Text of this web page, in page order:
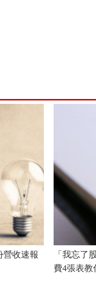
營收速報
「我忘了
費4張表